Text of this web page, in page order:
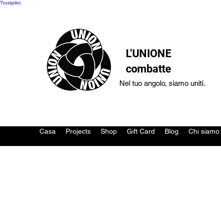
Trustpilot
L'UNIONE
combatte
Nel tuo angolo, siamo uniti.
Casa Projects Shop Gift Card Blog Chi siamo